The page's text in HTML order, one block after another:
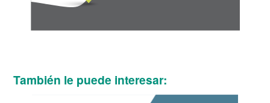
También le puede interesar: